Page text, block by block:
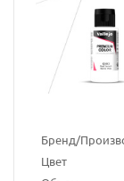
Бренд/
Цвет